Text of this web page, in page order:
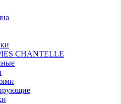
CHANTELLE